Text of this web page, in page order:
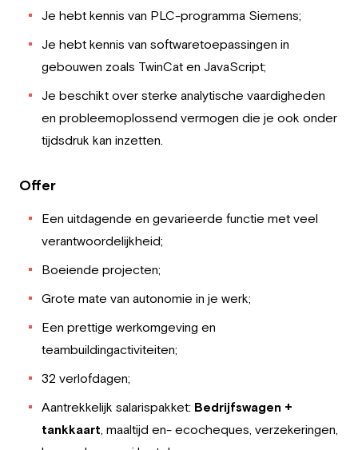
Je hebt kennis van PLC-programma Siemens;
Je hebt kennis van softwaretoepassingen in
gebouwen zoals TwinCat en JavaScript;
Je beschikt over sterke analytische vaardigheden
en probleemoplossend vermogen die je ook onder
tijdsdruk kan inzetten.
Offer
Een uitdagende en gevarieerde functie met veel
verantwoordelijkheid;
Boeiende projecten;
Grote mate van autonomie in je werk;
Een prettige werkomgeving en
teambuildingactiviteiten;
32 verlofdagen;
Aantrekkelijk salarispakket: Bedrijfswagen +
tankkaart, maaltijd en- ecocheques, verzekeringen,